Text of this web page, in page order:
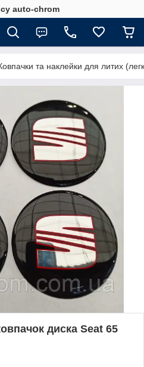
auto-chrom
та наклейки для литих
диска Seat 65